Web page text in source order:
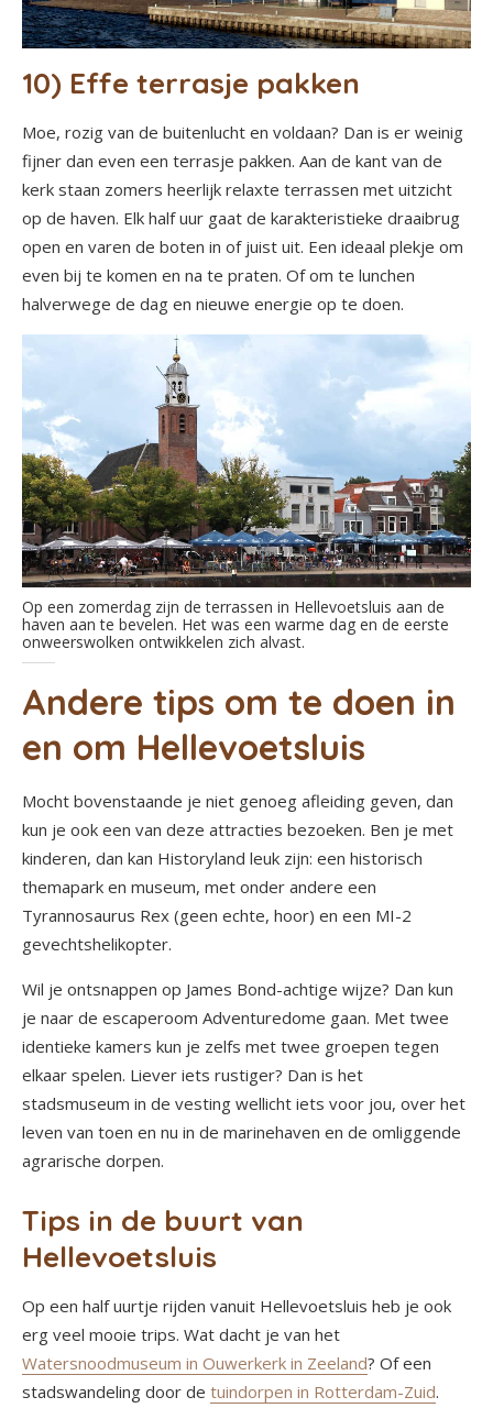
10) Effe terrasje pakken
Moe, rozig van de buitenlucht en voldaan? Dan is er weinig
fijner dan even een terrasje pakken. Aan de kant van de
kerk staan zomers heerlijk relaxte terrassen met uitzicht
op de haven. Elk half uur gaat de karakteristieke draaibrug
open en varen de boten in of juist uit. Een ideaal plekje om
even bij te komen en na te praten. Of om te lunchen
halverwege de dag en nieuwe energie op te doen.
Op een zomerdag zijn de terrassen in Hellevoetsluis aan de
haven aan te bevelen. Het was een warme dag en de eerste
onweerswolken ontwikkelen zich alvast.
Andere tips om te doen in
en om Hellevoetsluis
Mocht bovenstaande je niet genoeg afleiding geven, dan
kun je ook een van deze attracties bezoeken. Ben je met
kinderen, dan kan Historyland leuk zijn: een historisch
themapark en museum, met onder andere een
Tyrannosaurus Rex (geen echte, hoor) en een MI-2
gevechtshelikopter.
Wil je ontsnappen op James Bond-achtige wijze? Dan kun
je naar de escaperoom Adventuredome gaan. Met twee
identieke kamers kun je zelfs met twee groepen tegen
elkaar spelen. Liever iets rustiger? Dan is het
stadsmuseum in de vesting wellicht iets voor jou, over het
leven van toen en nu in de marinehaven en de omliggende
agrarische dorpen.
Tips in de buurt van
Hellevoetsluis
Op een half uurtje rijden vanuit Hellevoetsluis heb je ook
erg veel mooie trips. Wat dacht je van het
Watersnoodmuseum in Ouwerkerk in Zeeland? Of een
stadswandeling door de tuindorpen in Rotterdam-Zuid.